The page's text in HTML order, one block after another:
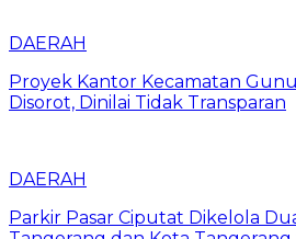
DAERAH
Proyek Kantor Kecamatan
Disorot, Dinilai Tidak Transparan
DAERAH
Parkir Pasar Ciputat Dikelola